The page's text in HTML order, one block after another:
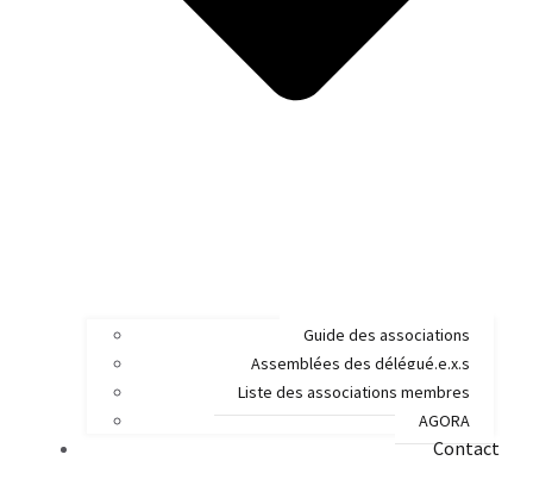
Guide des associations
Assemblées des délégué.e.x.s
Liste des associations membres
AGORA
Contact